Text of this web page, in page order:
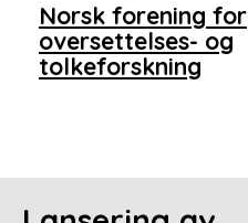
Norsk forening for
oversettelses- og
tolkeforskning